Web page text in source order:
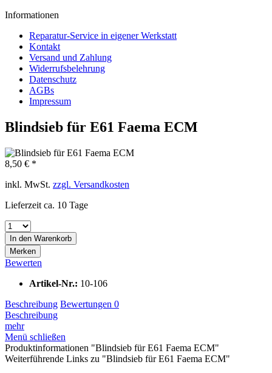
Informationen
Reparatur-Service in eigener Werkstatt
Kontakt
Versand und Zahlung
Widerrufsbelehrung
Datenschutz
AGBs
Impressum
Blindsieb für E61 Faema ECM
8,50 € *
inkl. MwSt. zzgl. Versandkosten
Lieferzeit ca. 10 Tage
In den Warenkorb
Merken
Bewerten
Artikel-Nr.: 10-106
Beschreibung Bewertungen 0
Beschreibung
mehr
Menü schließen
Produktinformationen "Blindsieb für E61 Faema ECM"
Weiterführende Links zu "Blindsieb für E61 Faema ECM"